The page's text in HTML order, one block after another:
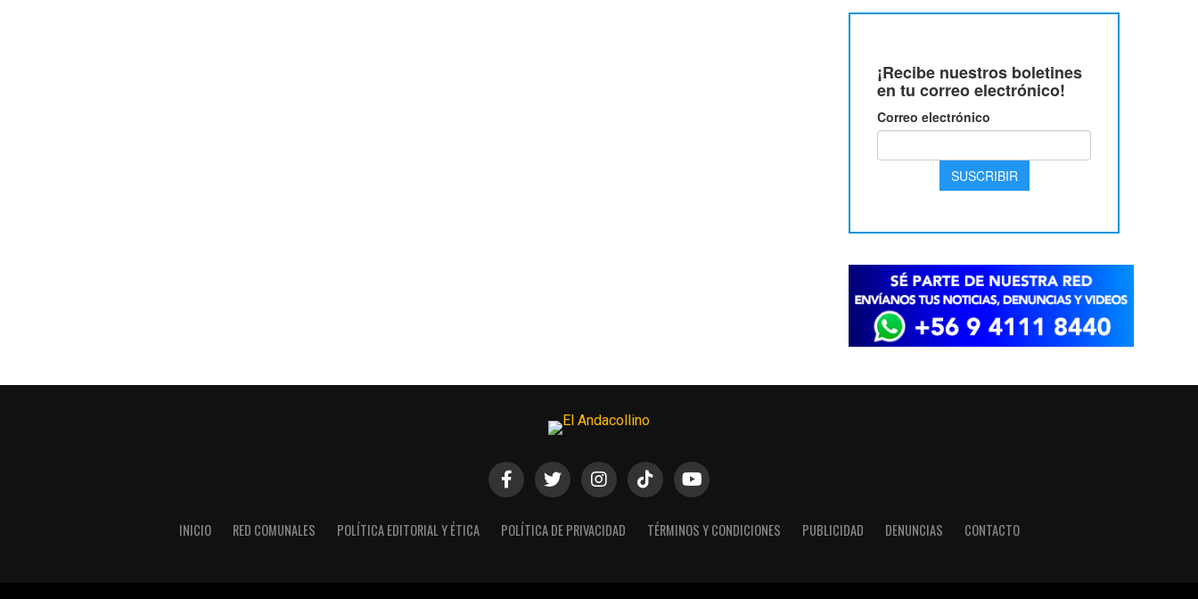
INICIO RED COMUNALES POLÍTICA EDITORIAL Y ÉTICA POLÍTICA DE PRIVACIDAD TÉRMINOS Y CONDICIONES PUBLICIDAD DENUNCIAS CONTACTO